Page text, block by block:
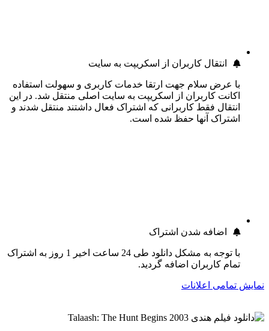
انتقال کاربران از اسکریپت به سایت
با عرض سلام جهت ارتقا خدمات کاربری و سهولت استفاده
اکانت کاربران از اسکریپت به سایت اصلی منتقل شد. در این
انتقال فقط کاربرانی که اشتراک فعال داشتند منتقل شدند و
اشتراک آنها حفظ شده است.
اضافه شدن اشتراک
با توجه به مشکل دانلود طی 24 ساعت اخیر 1 روز به اشتراک
تمام کاربران اضافه گردید.
نمایش تمامی اعلانات